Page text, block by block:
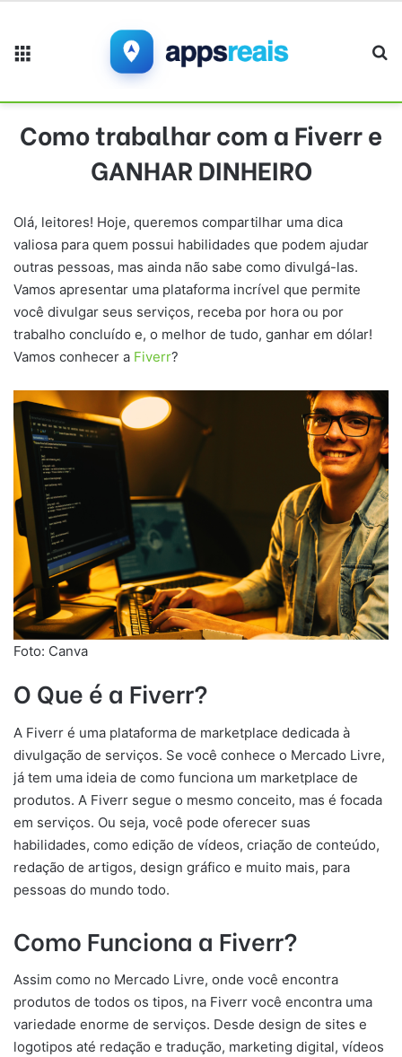
Como trabalhar com a Fiverr e
GANHAR DINHEIRO
Olá, leitores! Hoje, queremos compartilhar uma dica
valiosa para quem possui habilidades que podem ajudar
outras pessoas, mas ainda não sabe como divulgá-las.
Vamos apresentar uma plataforma incrível que permite
você divulgar seus serviços, receba por hora ou por
trabalho concluído e, o melhor de tudo, ganhar em dólar!
Vamos conhecer a Fiverr?
Foto: Canva
O Que é a Fiverr?
A Fiverr é uma plataforma de marketplace dedicada à
divulgação de serviços. Se você conhece o Mercado Livre,
já tem uma ideia de como funciona um marketplace de
produtos. A Fiverr segue o mesmo conceito, mas é focada
em serviços. Ou seja, você pode oferecer suas
habilidades, como edição de vídeos, criação de conteúdo,
redação de artigos, design gráfico e muito mais, para
pessoas do mundo todo.
Como Funciona a Fiverr?
Assim como no Mercado Livre, onde você encontra
produtos de todos os tipos, na Fiverr você encontra uma
variedade enorme de serviços. Desde design de sites e
logotipos até redação e tradução, marketing digital, vídeos